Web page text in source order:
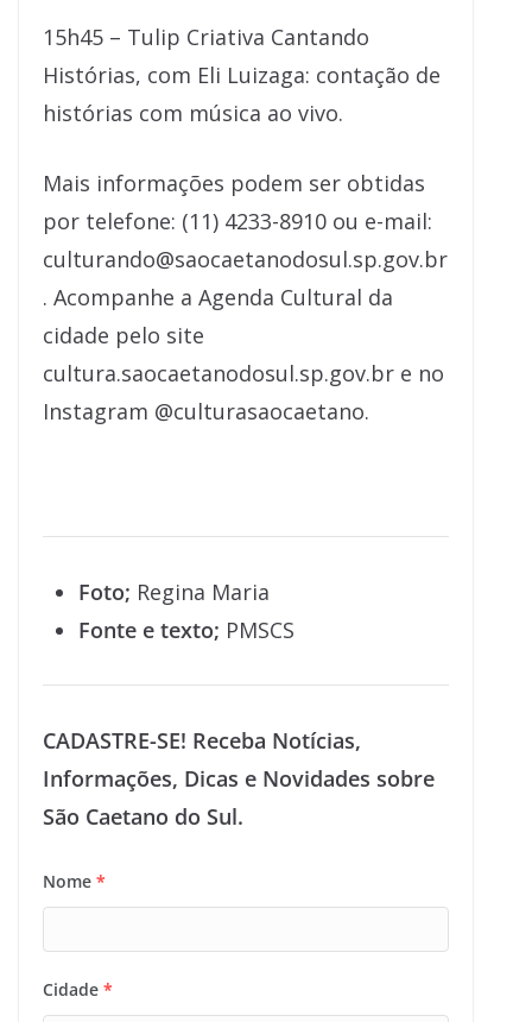
15h45 – Tulip Criativa Cantando
Histórias, com Eli Luizaga: contação de
histórias com música ao vivo.
Mais informações podem ser obtidas
por telefone: (11) 4233-8910 ou e-mail:
culturando@saocaetanodosul.sp.gov.br
. Acompanhe a Agenda Cultural da
cidade pelo site
cultura.saocaetanodosul.sp.gov.br e no
Instagram @culturasaocaetano.
Foto; Regina Maria
Fonte e texto; PMSCS
CADASTRE-SE! Receba Notícias,
Informações, Dicas e Novidades sobre
São Caetano do Sul.
Nome *
Cidade *